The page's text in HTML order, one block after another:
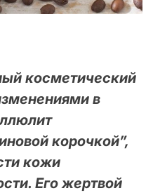
косметический
в
корочкой”,
кожи
Его жертвой